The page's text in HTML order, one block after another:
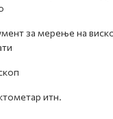
за мерење на
итн.